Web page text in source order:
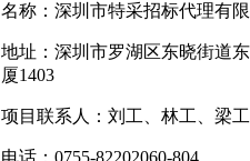
名称：深圳市特采招标代理有限
地址：深圳市罗湖区东晓街道
厦1403
项目联系人：刘工、林工、梁工
电话：0755-82202060-804